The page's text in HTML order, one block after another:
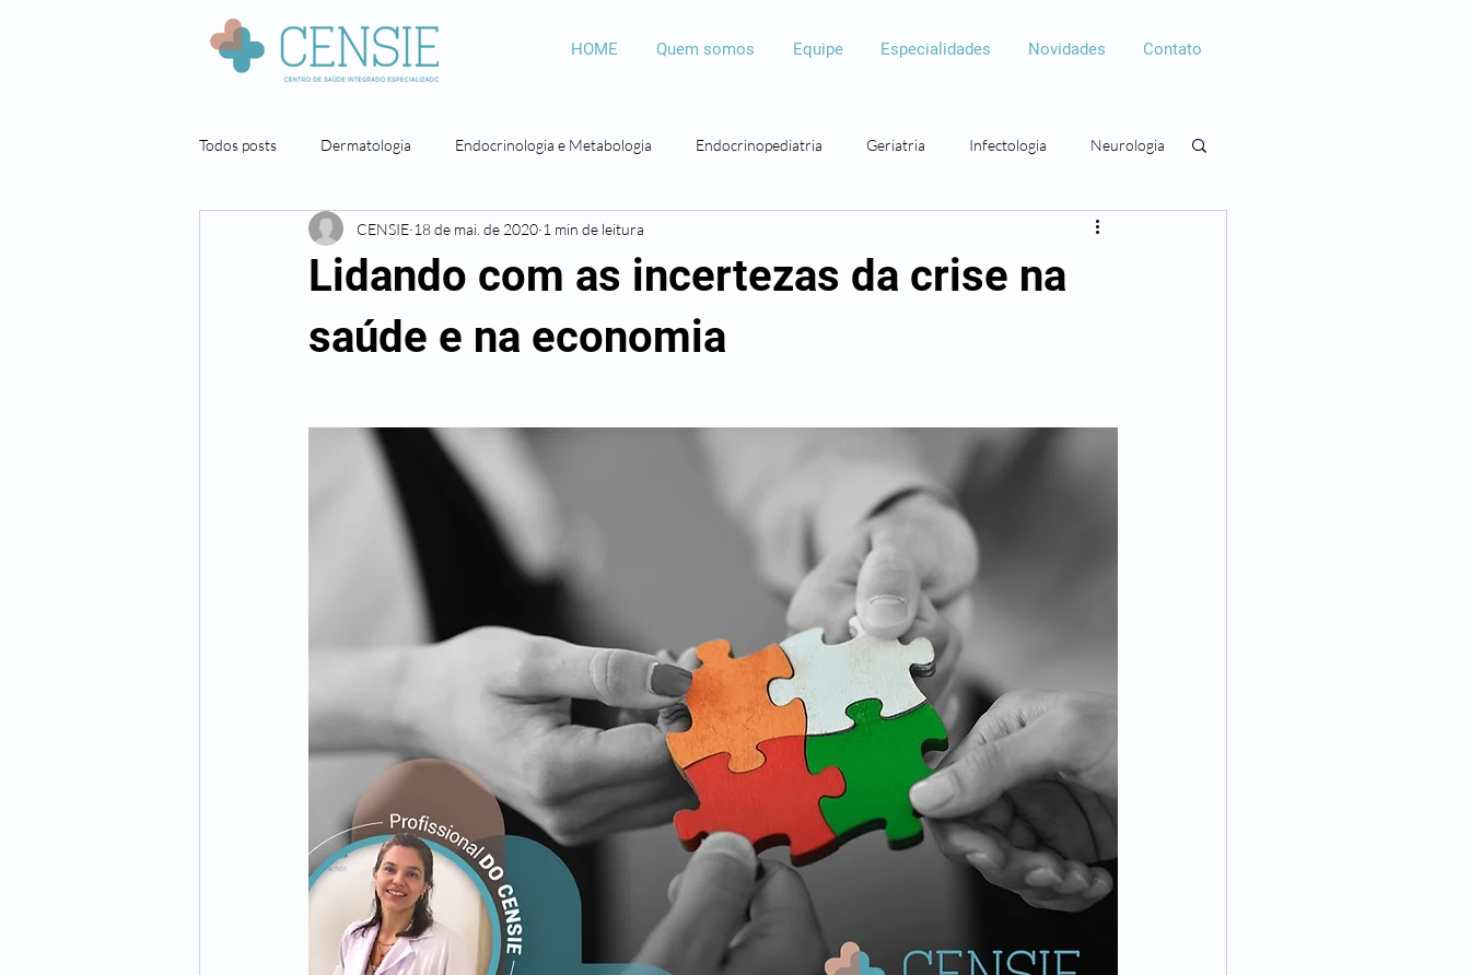
HOME Quem somos Equipe Especialidades Novidades Contato
Todos posts Dermatologia Endocrinologia e Metabologia Endocrinopediatria Geriatria Infectologia Neurologia
Neuropsicologia Nutrição Psicologia Psicopedagogia Cirurgia plástica
Cirurgia geral
Lidando com as incertezas da crise na
saúde e na economia
CENSIE 18 de mai. de 2020 1 min de leitura